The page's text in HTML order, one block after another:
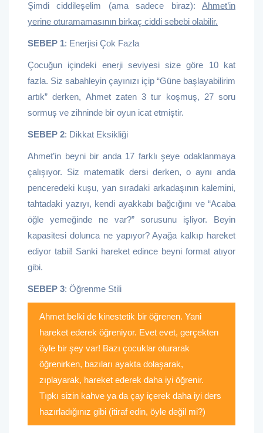
Şimdi ciddileşelim (ama sadece biraz): Ahmet’in
yerine oturamamasının birkaç ciddi sebebi olabilir.
SEBEP 1: Enerjisi Çok Fazla
Çocuğun içindeki enerji seviyesi size göre 10 kat
fazla. Siz sabahleyin çayınızı içip “Güne başlayabilirim
artık” derken, Ahmet zaten 3 tur koşmuş, 27 soru
sormuş ve zihninde bir oyun icat etmiştir.
SEBEP 2: Dikkat Eksikliği
Ahmet’in beyni bir anda 17 farklı şeye odaklanmaya
çalışıyor. Siz matematik dersi derken, o aynı anda
penceredeki kuşu, yan sıradaki arkadaşının kalemini,
tahtadaki yazıyı, kendi ayakkabı bağcığını ve “Acaba
öğle yemeğinde ne var?” sorusunu işliyor. Beyin
kapasitesi dolunca ne yapıyor? Ayağa kalkıp hareket
ediyor tabii! Sanki hareket edince beyni format atıyor
gibi.
SEBEP 3: Öğrenme Stili
Ahmet belki de kinestetik bir öğrenen. Yani
hareket ederek öğreniyor. Evet evet, gerçekten
öyle bir şey var! Bazı çocuklar oturarak
öğrenirken, bazıları ayakta dolaşarak,
zıplayarak, hareket ederek daha iyi öğrenir.
Tıpkı sizin kahve ya da çay içerek daha iyi ders
hazırladığınız gibi (itiraf edin, öyle değil mi?)